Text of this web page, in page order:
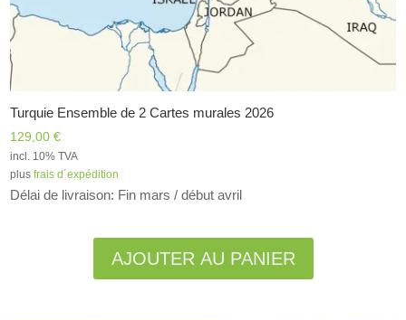
Turquie Ensemble de 2 Cartes murales 2026
129,00€
incl. 10% TVA
plusfrais d´expédition
Délai de livraison: Fin mars / début avril
AJOUTER AU PANIER